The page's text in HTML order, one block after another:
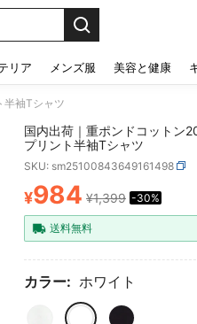
リア メンズ服 美容と健康
半袖Tシャツ
国内出荷｜重ポンドコットン
プリント半袖Tシャツ
SKU: sm25100843649161498
PRICE AND
¥984 ¥1,399 -30%
送料無料
カラー: ホワイト